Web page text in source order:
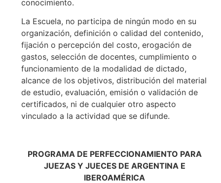
conocimiento.
La Escuela, no participa de ningún modo en su
organización, definición o calidad del contenido,
fijación o percepción del costo, erogación de
gastos, selección de docentes, cumplimiento o
funcionamiento de la modalidad de dictado,
alcance de los objetivos, distribución del material
de estudio, evaluación, emisión o validación de
certificados, ni de cualquier otro aspecto
vinculado a la actividad que se difunde.
PROGRAMA DE PERFECCIONAMIENTO PARA
JUEZAS Y JUECES DE ARGENTINA E
IBEROAMÉRICA